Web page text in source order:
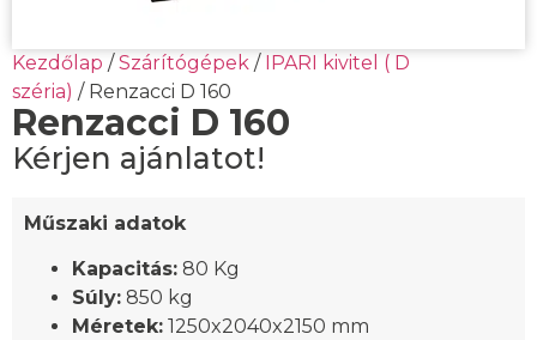
Kezdőlap /Szárítógépek / IPARI kivitel ( D
széria) / Renzacci D 160
Renzacci D 160
Kérjen ajánlatot!
Műszaki adatok
Kapacitás: 80 Kg
Súly: 850 kg
Méretek: 1250x2040x2150 mm